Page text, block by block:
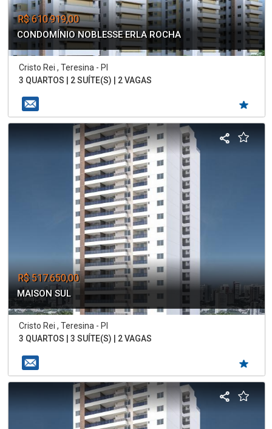
R$ 610.919,00
CONDOMÍNIO NOBLESSE ERLA ROCHA
Cristo Rei , Teresina - PI
3 QUARTOS | 2 SUÍTE(S) | 2 VAGAS
R$ 517.650,00
MAISON SUL
Cristo Rei , Teresina - PI
3 QUARTOS | 3 SUÍTE(S) | 2 VAGAS